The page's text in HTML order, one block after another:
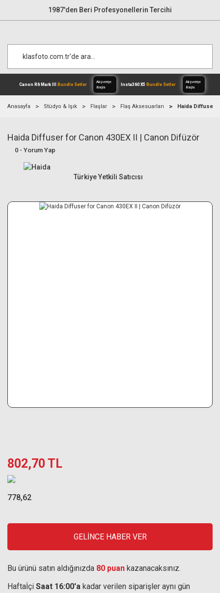
1987'den Beri Profesyonellerin Tercihi
Canon R6 Mark IIIBundle Setler
Alışverişe
Anasayfa Stüdyo & Işık Flaşlar Flaş Aksesuarları Haida Diffuser
Haida Diffuser for Canon 430EX II | Canon Difüzör
0 - Yorum Yap
Türkiye Yetkili Satıcısı
802,70 TL
778,62
GELİNCE HABER VER
Bu ürünü satın aldığınızda 80 puan kazanacaksınız.
Haftaİçi Saat 16:00'a kadar verilen siparişler aynı gün